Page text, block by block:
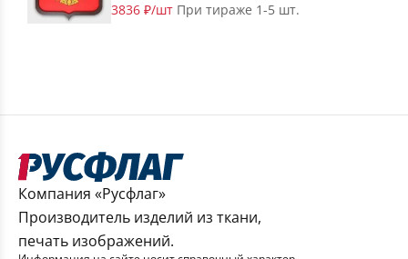
3836 ₽/шт При тираже 1-5 шт.
Компания «Русфлаг»
Производитель изделий из ткани,
печать изображений.